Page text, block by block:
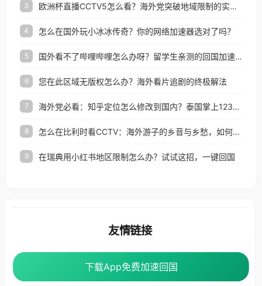
3 欧洲杯直播CCTV5怎么看？海外党突破地域限制的实用指南
4 怎么在国外玩小冰冰传奇？你的网络加速器选对了吗？
5 国外看不了哔哩哔哩怎么办呀？留学生亲测的回国加速全攻略（含酷我音乐渤海银行解决方法）
6 您在此区域无版权怎么办？海外看片追剧的终极解法
7 海外党必看：知乎定位怎么修改到国内？泰国掌上12333、印度天府通难题全解决！
8 怎么在比利时看CCTV：海外游子的乡音与乡愁，如何一键连接？
9 在瑞典用小红书地区限制怎么办？试试这招，一键回国
下载App免费加速回国
下载App免费加速回国
友情链接